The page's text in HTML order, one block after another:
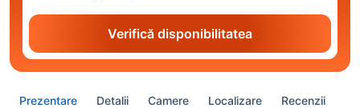
Verifică disponibilitatea
Prezentare Detalii Camere Localizare Recenzii